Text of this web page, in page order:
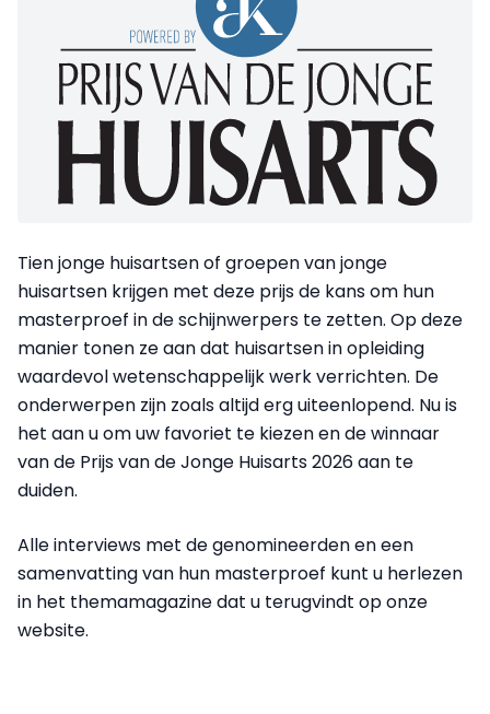
Tien jonge huisartsen of groepen van jonge
huisartsen krijgen met deze prijs de kans om hun
masterproef in de schijnwerpers te zetten. Op deze
manier tonen ze aan dat huisartsen in opleiding
waardevol wetenschappelijk werk verrichten. De
onderwerpen zijn zoals altijd erg uiteenlopend. Nu is
het aan u om uw favoriet te kiezen en de winnaar
van de Prijs van de Jonge Huisarts 2026 aan te
duiden.
Alle interviews met de genomineerden en een
samenvatting van hun masterproef kunt u herlezen
in het themamagazine dat u terugvindt op onze
website.